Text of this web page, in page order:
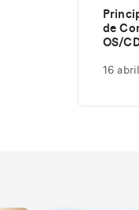
de
OS/
16